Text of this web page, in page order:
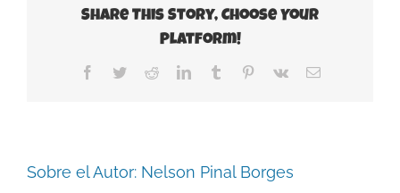
Share This Story, Choose Your
Platform!
Facebook
TwitterRedditLinkedInTumblr Pinterest
Vk
Correo
Sobre el Autor: Nelson Pinal Borges